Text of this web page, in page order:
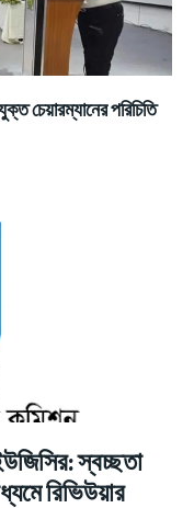
চেয়ারম্যানের পরিচিতি
স্বচ্ছতা
রিভিউয়ার